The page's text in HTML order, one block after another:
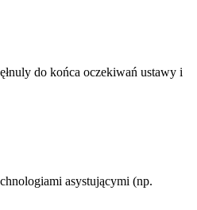
do końca oczekiwań ustawy i
asystującymi (np.